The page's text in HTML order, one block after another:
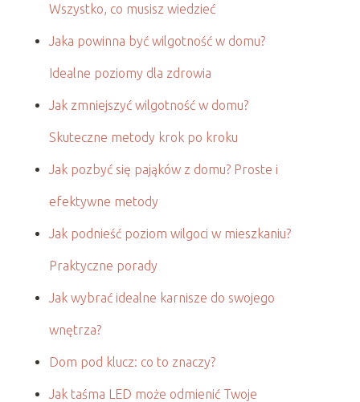
Wszystko, co musisz wiedzieć
Jaka powinna być wilgotność w domu?
Idealne poziomy dla zdrowia
Jak zmniejszyć wilgotność w domu?
Skuteczne metody krok po kroku
Jak pozbyć się pająków z domu? Proste i
efektywne metody
Jak podnieść poziom wilgoci w mieszkaniu?
Praktyczne porady
Jak wybrać idealne karnisze do swojego
wnętrza?
Dom pod klucz: co to znaczy?
Jak taśma LED może odmienić Twoje